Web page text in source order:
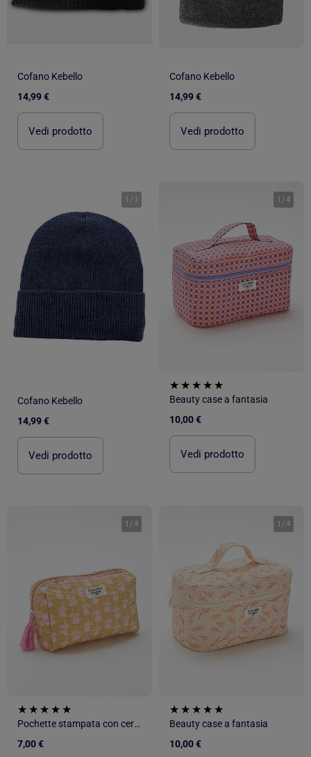
Cofano Kebello
14,99 €
Vedi prodotto
Cofano Kebello
14,99 €
Vedi prodotto
1 / 1
Cofano Kebello
14,99 €
Vedi prodotto
1 /4
Beauty case a fantasia
10,00 €
Vedi prodotto
1 /4
Pochette stampata con cerniera
7,00 €
1 /4
Beauty case a fantasia
10,00 €